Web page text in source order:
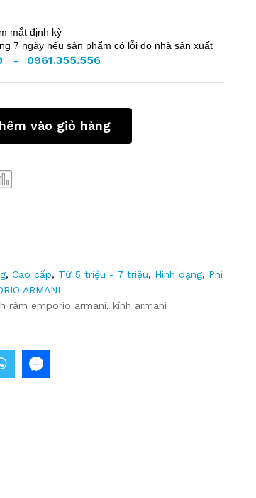
mắt định kỳ
7 ngày nếu sản phẩm có lỗi do nhà sản xuất
- 0961.355.556
vào giỏ hàng
, Cao cấp, Từ 5 triệu - 7 triệu, Hình dạng, Phi
ARMANI
râm emporio armani, kính armani